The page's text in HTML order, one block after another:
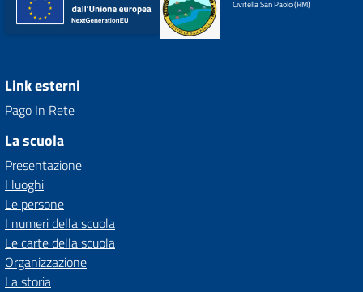
Civitella San Paolo (RM)
Link esterni
Pago In Rete
La scuola
Presentazione
I luoghi
Le persone
I numeri della scuola
Le carte della scuola
Organizzazione
La storia